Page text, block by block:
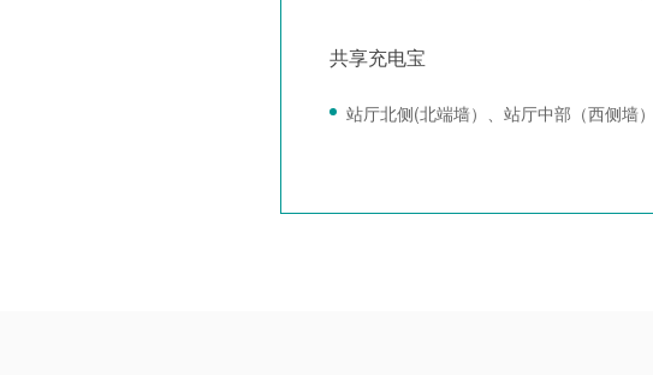
共享充电宝
站厅北侧(北端墙）、站厅中部（西侧墙）